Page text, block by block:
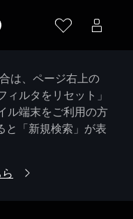
は、ページ右上の
ィルタをリセット」
ル端末をご利用の方
と「新規検索」が表